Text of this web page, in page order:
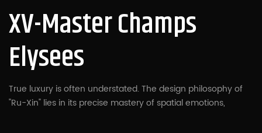
XV-Master Champs
Elysees
True luxury is often understated. The design philosophy of
"Ru-Xin" lies in its precise mastery of spatial emotions,